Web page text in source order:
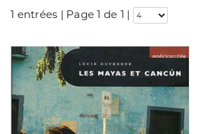
1 entrées | Page 1 de 1 |